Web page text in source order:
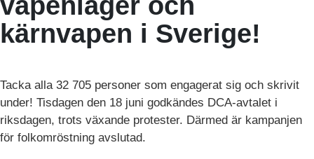
kärnvapen i Sverige!
Tacka alla 32 705 personer som engagerat sig och skrivit
under! Tisdagen den 18 juni godkändes DCA-avtalet i
riksdagen, trots växande protester. Därmed är kampanjen
för folkomröstning avslutad.